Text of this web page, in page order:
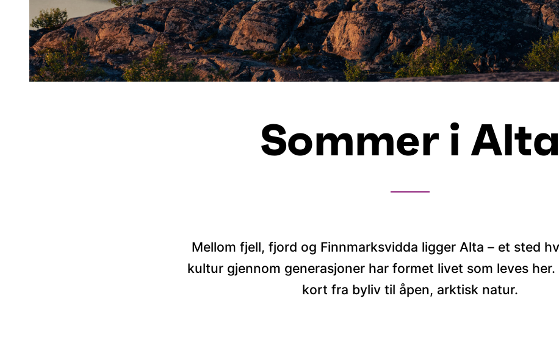
Sommer i Alta
Mellom fjell, fjord og Finnmarksvidda ligger Alta – et sted
kultur gjennom generasjoner har formet livet som leves her.
kort fra byliv til åpen, arktisk natur.